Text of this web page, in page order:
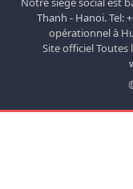
Thanh - Hanoi.Tel:
opérationnel à
Site officiel Toutes